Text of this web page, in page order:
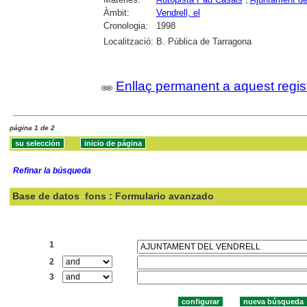
Àmbit:
Vendrell, el
Cronologia:
1998
Localització: B. Pública de Tarragona
Enllaç permanent a aquest
página 1 de 2
Refinar la búsqueda
Base de datos fons : Formulario avanzado
1
2
3